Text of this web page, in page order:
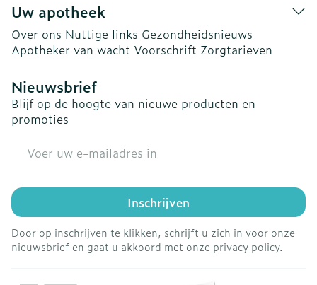
Uw apotheek
Over ons Nuttige links Gezondheidsnieuws
Apotheker van wacht Voorschrift Zorgtarieven
Nieuwsbrief
Blijf op de hoogte van nieuwe producten en
promoties
Inschrijven
Door op inschrijven te klikken, schrijft u zich in voor onze
nieuwsbrief en gaat u akkoord met onze privacy policy.